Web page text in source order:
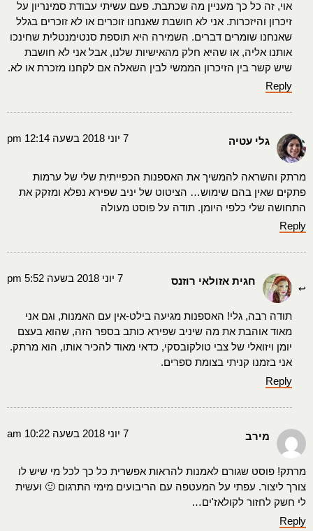
אוי, זה כל כך מעניין מה שכתבת. פעם עשיתי עבודת סמינריון על
זיכרון והיזכרות. אני לא חושבת שאנחנו זוכרים או לא זוכרים בגלל
שאנחנו שומרים דברים. השמירה היא תוספת סנטימנטלית שחינכו
אותנו אליה, או שהיא חלק מהאישיות שלנו, אבל אני לא חושבת
שיש קשר בין הזיכרון הממשי לבין השאלה אם לקחנו מזכרת או לא.
Reply
גלי עטיה 7 יוני 2018 בשעה 12:14 pm
מרתק והשראה להמשיך את האספנות הכפייתית שלי של ערמות
פתקים שאין בהם שימוש… הציטוט של יניב שפירא נפלא ומזקק את
התחושה שלי כלפי היומן. תודה על פוסט מעולה
Reply
חגית אזולאי רוזנס 7 יוני 2018 בשעה 5:52 pm
תודה רבה, גלי! האספנות מגיעה בילט-אין עם האמנות, וגם אני
מאוד אוהבת את מה שיניב שפירא כותב בספר הזה, שהוא בעצם
יומן ויזואלי של צבי טולקובסקי, כדאי מאוד להכיר אותו, הוא מרתק.
אני בזמנו קניתי בצומת ספרים.
Reply
מירב 7 יוני 2018 בשעה 10:22 am
מרתק! פוסט שגורם לאמנות להראות אפשרית כל כך לכל מי שיש לו
צורך ליצור. עפתי על המעטפה עם הריבועים מימי התרגום 🙂 ועשית
לי חשק לחזור לקולאז'ים…
Reply